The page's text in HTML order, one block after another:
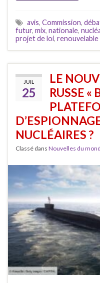
avis, Commission,
futur, mix, nationale,
projet de loi, renouvelable
JUIL
25
LE
RUSSE «
NUCLÉAIRES ?
Classé dans Nouvelles du